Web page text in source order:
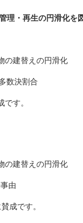
理・再生の円滑化を
の建替えの円滑化
数決割合
です。
の建替えの円滑化
由
成です。